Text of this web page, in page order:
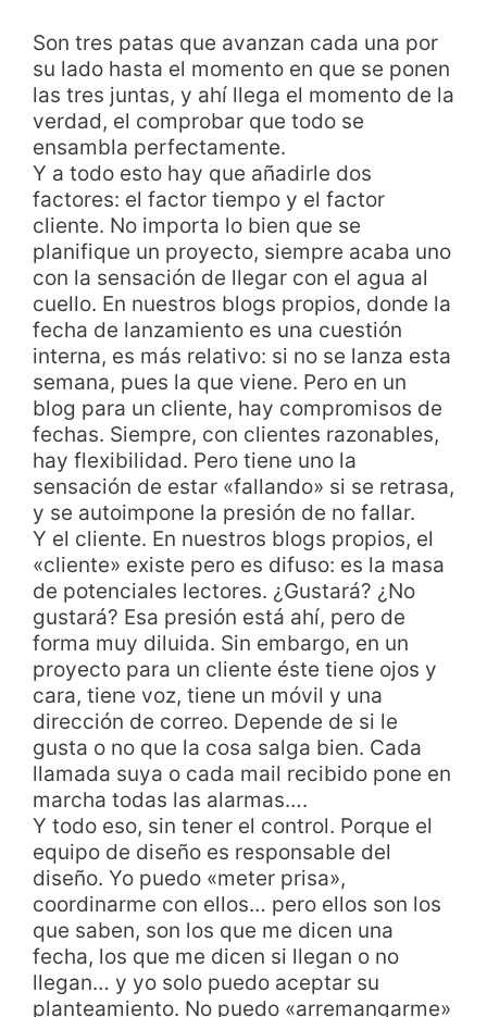
Son tres patas que avanzan cada una por
su lado hasta el momento en que se ponen
las tres juntas, y ahí llega el momento de la
verdad, el comprobar que todo se
ensambla perfectamente.
Y a todo esto hay que añadirle dos
factores: el factor tiempo y el factor
cliente. No importa lo bien que se
planifique un proyecto, siempre acaba uno
con la sensación de llegar con el agua al
cuello. En nuestros blogs propios, donde la
fecha de lanzamiento es una cuestión
interna, es más relativo: si no se lanza esta
semana, pues la que viene. Pero en un
blog para un cliente, hay compromisos de
fechas. Siempre, con clientes razonables,
hay flexibilidad. Pero tiene uno la
sensación de estar «fallando» si se retrasa,
y se autoimpone la presión de no fallar.
Y el cliente. En nuestros blogs propios, el
«cliente» existe pero es difuso: es la masa
de potenciales lectores. ¿Gustará? ¿No
gustará? Esa presión está ahí, pero de
forma muy diluida. Sin embargo, en un
proyecto para un cliente éste tiene ojos y
cara, tiene voz, tiene un móvil y una
dirección de correo. Depende de si le
gusta o no que la cosa salga bien. Cada
llamada suya o cada mail recibido pone en
marcha todas las alarmas….
Y todo eso, sin tener el control. Porque el
equipo de diseño es responsable del
diseño. Yo puedo «meter prisa»,
coordinarme con ellos… pero ellos son los
que saben, son los que me dicen una
fecha, los que me dicen si llegan o no
llegan… y yo solo puedo aceptar su
planteamiento. No puedo «arremangarme»